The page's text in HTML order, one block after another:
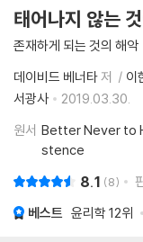
태어나지 않는
존재하게 되는 것의 해악
데이비드 베너타저 이
서광사
2019.03.30.
원서 Better Never to
stence
8.1 8
베스트 윤리학 12위